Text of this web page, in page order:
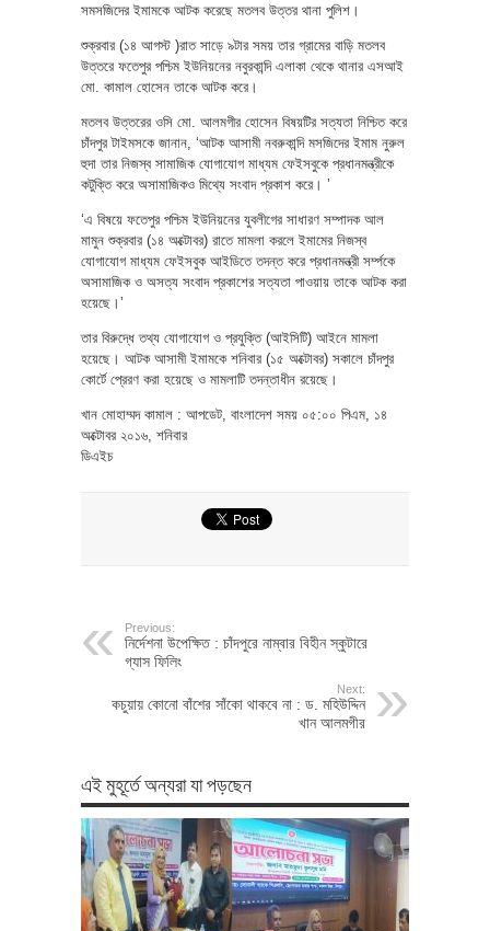
সমসজিদের ইমামকে আটক করেছে মতলব উত্তর থানা পুলিশ।
শুক্রবার (১৪ আগস্ট )রাত সাড়ে ৯টার সময় তার গ্রামের বাড়ি মতলব
উত্তরে ফতেপুর পশ্চিম ইউনিয়নের নবুরকান্দি এলাকা থেকে থানার এসআই
মো. কামাল হোসেন তাকে আটক করে।
মতলব উত্তরের ওসি মো. আলমগীর হোসেন বিষয়টির সত্যতা নিশ্চিত করে
চাঁদপুর টাইমসকে জানান, ‘আটক আসামী নবরুকান্দি মসজিদের ইমাম নুরুল
হুদা তার নিজস্ব সামাজিক যোগাযোগ মাধ্যম ফেইসবুকে প্রধানমন্ত্রীকে
কটুক্তি করে অসামাজিকও মিথ্যে সংবাদ প্রকাশ করে। ’
‘এ বিষয়ে ফতেপুর পশ্চিম ইউনিয়নের যুবলীগের সাধারণ সম্পাদক আল
মামুন শুক্রবার (১৪ অক্টোবর) রাতে মামলা করলে ইমামের নিজস্ব
যোগাযোগ মাধ্যম ফেইসবুক আইডিতে তদন্ত করে প্রধানমন্ত্রী সর্ম্পকে
অসামাজিক ও অসত্য সংবাদ প্রকাশের সত্যতা পাওয়ায় তাকে আটক করা
হয়েছে।’
তার বিরুদ্ধে তথ্য যোগাযোগ ও প্রযুক্তি (আইসিটি) আইনে মামলা
হয়েছে। আটক আসামী ইমামকে শনিবার (১৫ অক্টোবর) সকালে চাঁদপুর
কোর্টে প্রেরণ করা হয়েছে ও মামলাটি তদন্তাধীন রয়েছে।
খান মোহাম্মদ কামাল : আপডেট, বাংলাদেশ সময় ০৫:০০ পিএম, ১৪
অক্টোবর ২০১৬, শনিবার
ডিএইচ
Previous:
নির্দেশনা উপেক্ষিত : চাঁদপুরে নাম্বার বিহীন স্কুটারে
গ্যাস ফিলিং
Next:
কচুয়ায় কোনো বাঁশের সাঁকো থাকবে না : ড. মহিউদ্দিন
খান আলমগীর
এই মুহূর্তে অন্যরা যা পড়ছেন